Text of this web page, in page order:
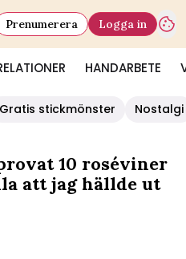
HANDARBETE
Prenumerera Logga in
Gratis stickmönster
Nostalgi
10 roséviner
att jag hällde ut